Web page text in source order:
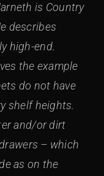
is Country
describes
high-end.
the example
do not have
shelf heights.
and/or dirt
– which
as on the